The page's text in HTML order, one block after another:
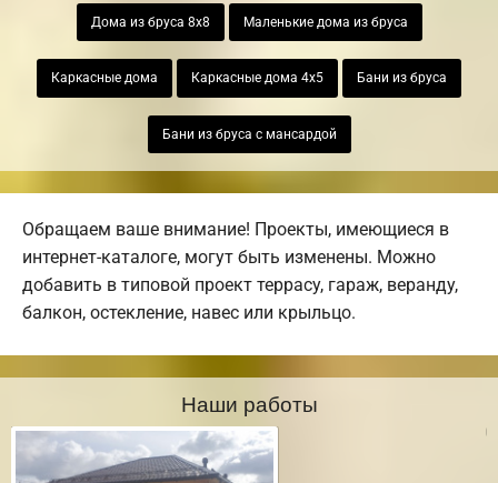
Дома из бруса 8х8 Маленькие дома из бруса
Каркасные дома Каркасные дома 4х5 Бани из бруса
Бани из бруса с мансардой
Обращаем ваше внимание! Проекты, имеющиеся в
интернет-каталоге, могут быть изменены. Можно
добавить в типовой проект террасу, гараж, веранду,
балкон, остекление, навес или крыльцо.
Наши работы